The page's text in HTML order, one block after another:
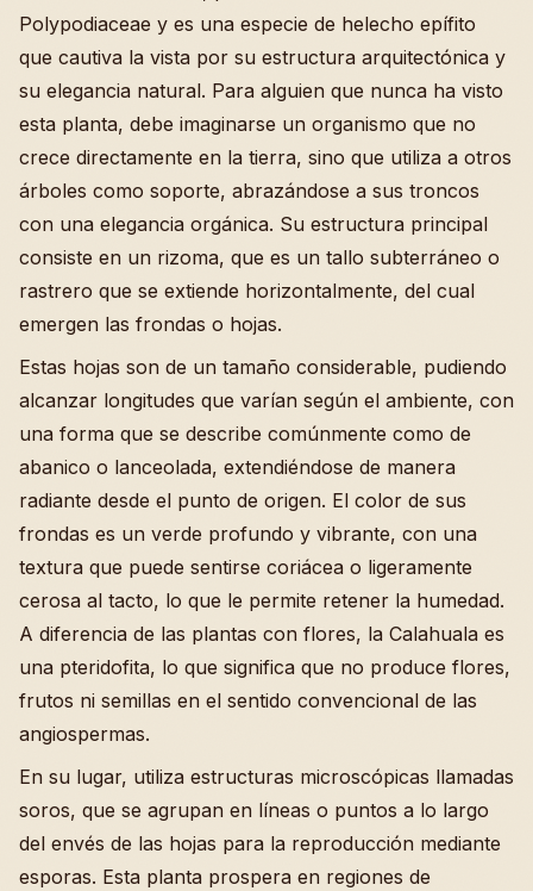
Polypodiaceae y es una especie de helecho epífito
que cautiva la vista por su estructura arquitectónica y
su elegancia natural. Para alguien que nunca ha visto
esta planta, debe imaginarse un organismo que no
crece directamente en la tierra, sino que utiliza a otros
árboles como soporte, abrazándose a sus troncos
con una elegancia orgánica. Su estructura principal
consiste en un rizoma, que es un tallo subterráneo o
rastrero que se extiende horizontalmente, del cual
emergen las frondas o hojas.
Estas hojas son de un tamaño considerable, pudiendo
alcanzar longitudes que varían según el ambiente, con
una forma que se describe comúnmente como de
abanico o lanceolada, extendiéndose de manera
radiante desde el punto de origen. El color de sus
frondas es un verde profundo y vibrante, con una
textura que puede sentirse coriácea o ligeramente
cerosa al tacto, lo que le permite retener la humedad.
A diferencia de las plantas con flores, la Calahuala es
una pteridofita, lo que significa que no produce flores,
frutos ni semillas en el sentido convencional de las
angiospermas.
En su lugar, utiliza estructuras microscópicas llamadas
soros, que se agrupan en líneas o puntos a lo largo
del envés de las hojas para la reproducción mediante
esporas. Esta planta prospera en regiones de